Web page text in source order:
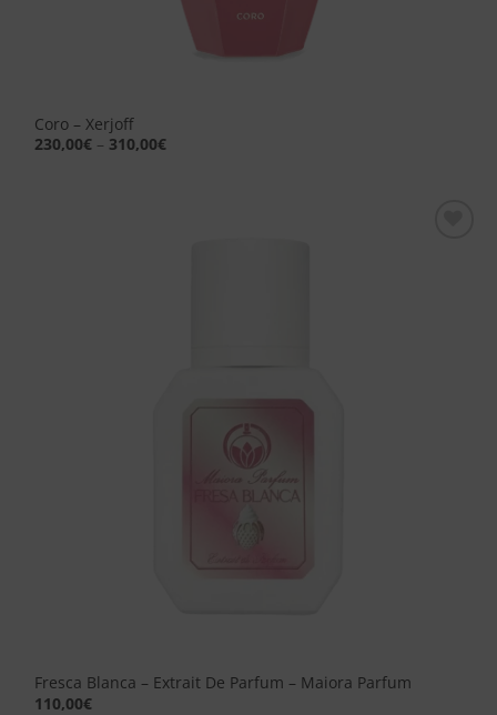
Coro – Xerjoff
230,00€ – 310,00€
Fresca Blanca – Extrait De Parfum – Maiora Parfum
110,00€